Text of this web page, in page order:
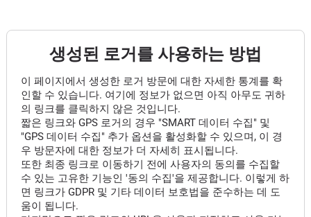
생성된 로거를 사용하는 방법
이 페이지에서 생성한 로거 방문에 대한 자세한 통계를 확
인할 수 있습니다. 여기에 정보가 없으면 아직 아무도 귀하
의 링크를 클릭하지 않은 것입니다.
짧은 링크와 GPS 로거의 경우 "SMART 데이터 수집" 및
"GPS 데이터 수집" 추가 옵션을 활성화할 수 있으며, 이 경
우 방문자에 대한 정보가 더 자세히 표시됩니다.
또한 최종 링크로 이동하기 전에 사용자의 동의를 수집할
수 있는 고유한 기능인 '동의 수집'을 제공합니다. 이렇게 하
면 링크가 GDPR 및 기타 데이터 보호법을 준수하는 데 도
움이 됩니다.